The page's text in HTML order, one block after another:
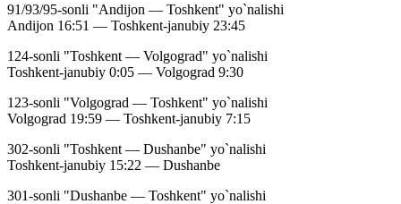
91/93/95-sonli "Andijon — Toshkent" yo`nalishi
Andijon 16:51 — Toshkent-janubiy 23:45
124-sonli "Toshkent — Volgograd" yo`nalishi
Toshkent-janubiy 0:05 — Volgograd 9:30
123-sonli "Volgograd — Toshkent" yo`nalishi
Volgograd 19:59 — Toshkent-janubiy 7:15
302-sonli "Toshkent — Dushanbe" yo`nalishi
Toshkent-janubiy 15:22 — Dushanbe
301-sonli "Dushanbe — Toshkent" yo`nalishi